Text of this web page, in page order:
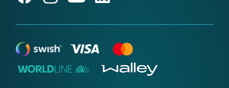
Tillgänglighetsredogörelse